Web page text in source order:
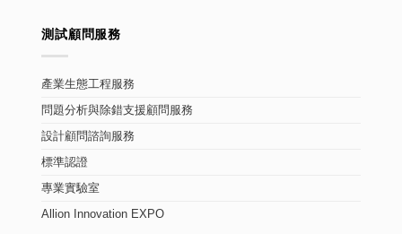
測試顧問服務
產業生態工程服務
問題分析與除錯支援顧問服務
設計顧問諮詢服務
標準認證
專業實驗室
Allion Innovation EXPO